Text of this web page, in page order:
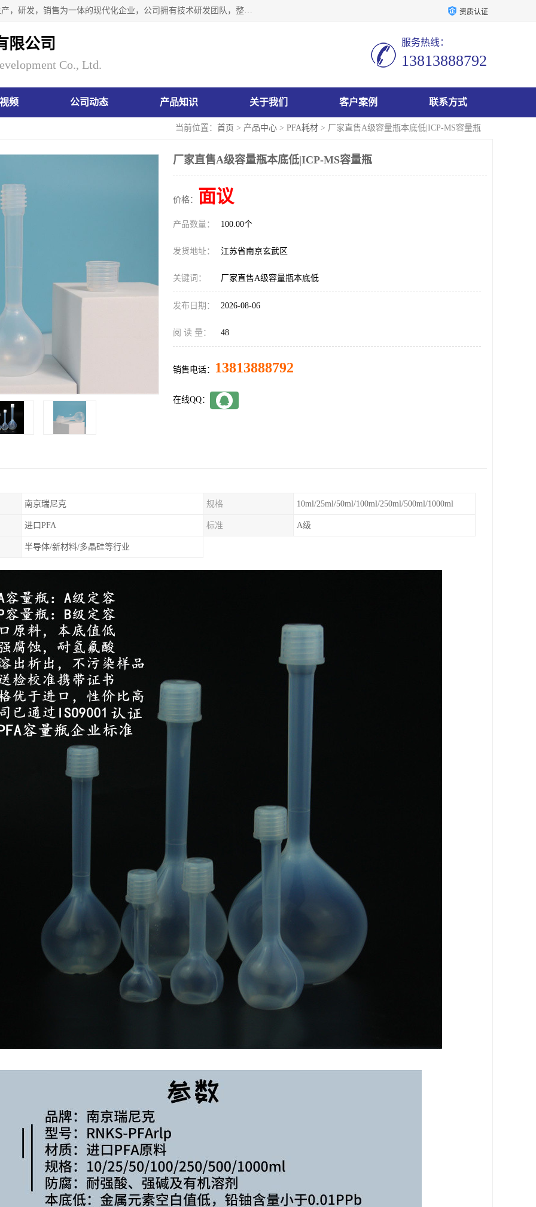
南京瑞尼克科技开发有限公司位于六朝古都南京，是一家集生产，研发，销售为一体的现代化企业，公司拥有技术研发团队，整洁明亮的厂房及的技术仪器设备，技术力量雄厚。公司长久以来一直坚持以生产研发国内完mei的痕量分析器皿为目标，客户满意的实验需求是我们永远的追求。长久以来与客户建立了良好的合作关系，在同行业中建立了自己的信誉与品牌。公司将一如既往的奋进不息，为客户带来为舒心的服务！ 资质认证
限公司
Co., Ltd.
服务热线：
13813888792
频 公司动态 产品知识 关于我们 客户案例 联系方式
当前位置： 首页 > 产品中心 > PFA耗材 > 厂家直售A级容量瓶本底低|ICP-MS容量瓶
厂家直售A级容量瓶本底低|ICP-MS容量瓶
价格： 面议
产品数量： 100.00个
发货地址： 江苏省南京玄武区
关键词： 厂家直售A级容量瓶本底低
发布日期： 2026-08-06
阅 读 量： 48
销售电话： 13813888792
在线QQ：
南京瑞尼克 规格 10ml/25ml/50ml/100ml/250ml/500ml/1000ml
进口PFA 标准 A级
半导体/新材料/多晶硅等行业